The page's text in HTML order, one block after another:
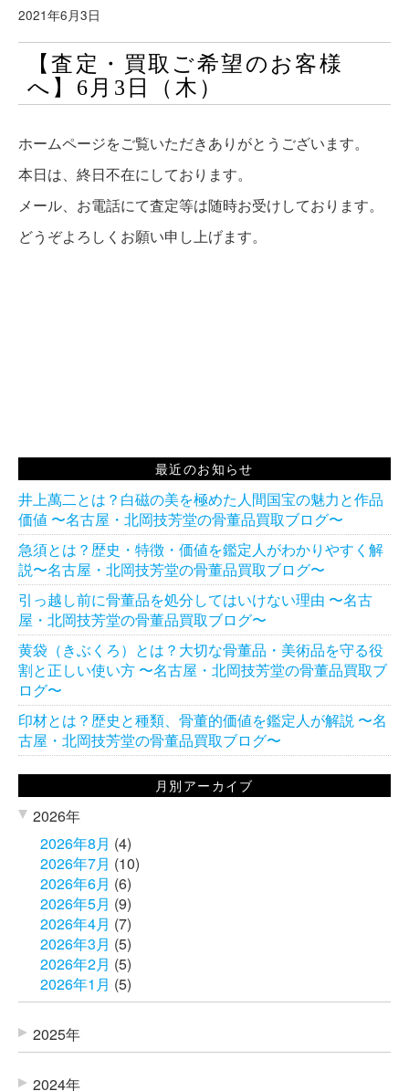
2021年6月3日
【査定・買取ご希望のお客様
へ】6月3日（木）
ホームページをご覧いただきありがとうございます。
本日は、終日不在にしております。
メール、お電話にて査定等は随時お受けしております。
どうぞよろしくお願い申し上げます。
最近のお知らせ
井上萬二とは？白磁の美を極めた人間国宝の魅力と作品
価値 〜名古屋・北岡技芳堂の骨董品買取ブログ〜
急須とは？歴史・特徴・価値を鑑定人がわかりやすく解
説〜名古屋・北岡技芳堂の骨董品買取ブログ〜
引っ越し前に骨董品を処分してはいけない理由 〜名古
屋・北岡技芳堂の骨董品買取ブログ〜
黄袋（きぶくろ）とは？大切な骨董品・美術品を守る役
割と正しい使い方 〜名古屋・北岡技芳堂の骨董品買取ブ
ログ〜
印材とは？歴史と種類、骨董的価値を鑑定人が解説 〜名
古屋・北岡技芳堂の骨董品買取ブログ〜
月別アーカイブ
2026年
2026年8月 (4)
2026年7月 (10)
2026年6月 (6)
2026年5月 (9)
2026年4月 (7)
2026年3月 (5)
2026年2月 (5)
2026年1月 (5)
2025年
2024年